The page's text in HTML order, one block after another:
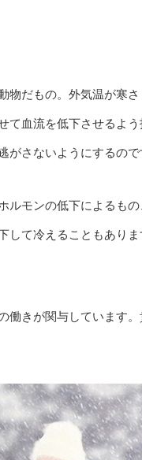
物だもの。外気温が寒
て血流を低下させるよ
さないようにするので
ルモンの低下によるも
して冷えることもあり
働きが関与しています